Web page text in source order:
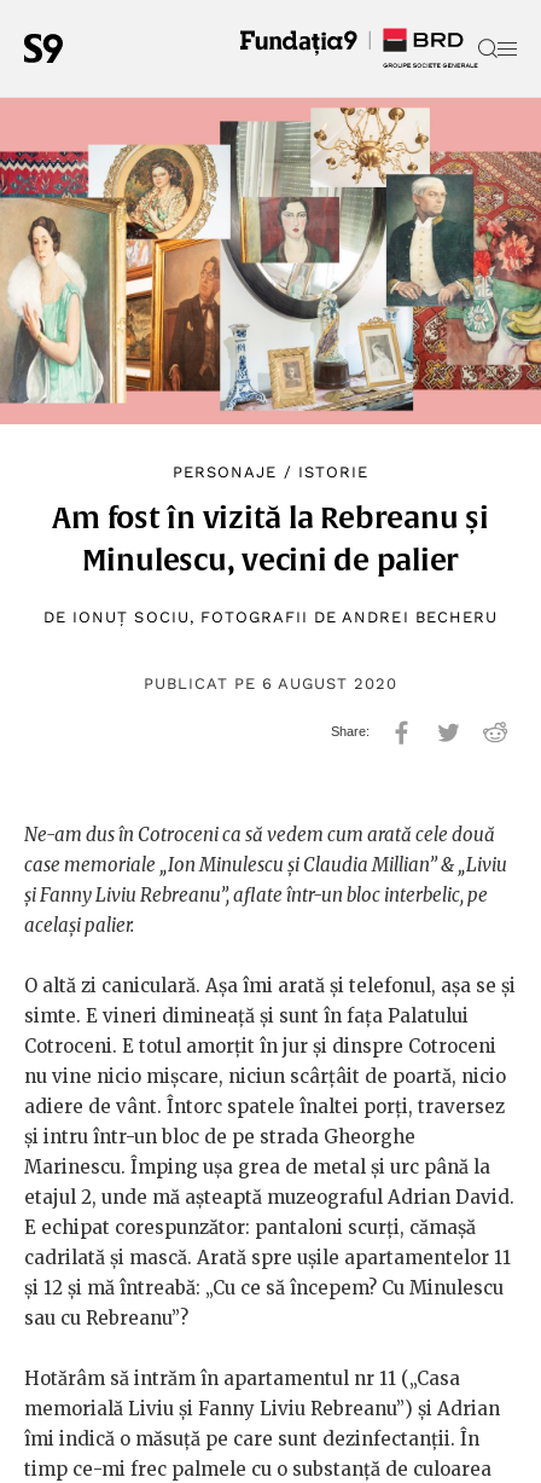
PERSONAJE / ISTORIE
Am fost în vizită la Rebreanu și
Minulescu, vecini de palier
DE IONUȚ SOCIU , FOTOGRAFII DEANDREI BECHERU
PUBLICAT PE 6 AUGUST 2020
Ne-am dus în Cotroceni ca să vedem cum arată cele două
case memoriale „Ion Minulescu și Claudia Millian” & „Liviu
și Fanny Liviu Rebreanu”, aflate într-un bloc interbelic, pe
același palier.
O altă zi caniculară. Așa îmi arată și telefonul, așa se și
simte. E vineri dimineață și sunt în fața Palatului
Cotroceni. E totul amorțit în jur și dinspre Cotroceni
nu vine nicio mișcare, niciun scârțâit de poartă, nicio
adiere de vânt. Întorc spatele înaltei porți, traversez
și intru într-un bloc de pe strada Gheorghe
Marinescu. Împing ușa grea de metal și urc până la
etajul 2, unde mă așteaptă muzeograful Adrian David.
E echipat corespunzător: pantaloni scurți, cămașă
cadrilată și mască. Arată spre ușile apartamentelor 11
și 12 și mă întreabă: „Cu ce să începem? Cu Minulescu
sau cu Rebreanu”?
Hotărâm să intrăm în apartamentul nr 11 („Casa
memorială Liviu și Fanny Liviu Rebreanu”) și Adrian
îmi indică o măsuță pe care sunt dezinfectanții. În
timp ce-mi frec palmele cu o substanță de culoarea